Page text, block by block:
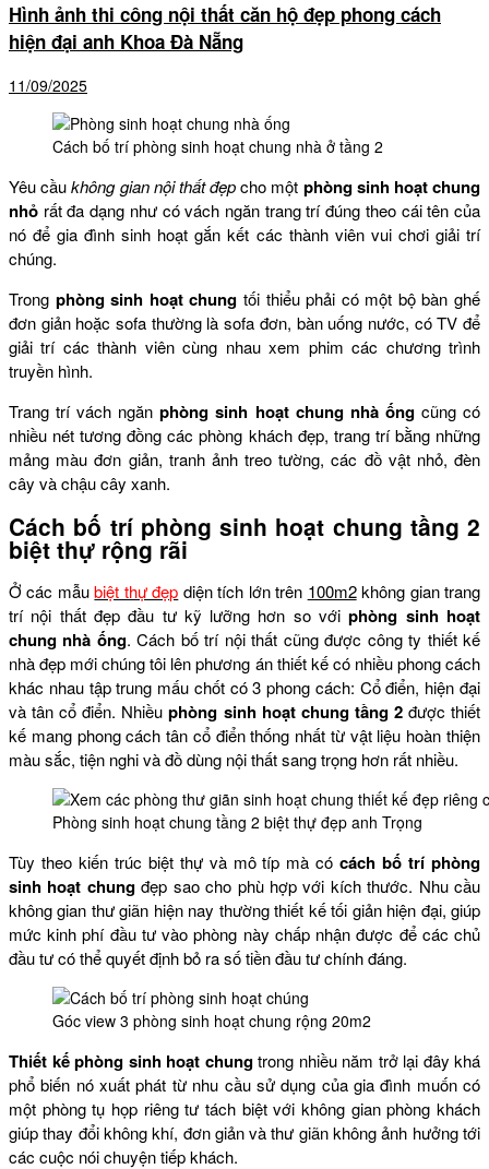
Hình ảnh thi công nội thất căn hộ đẹp phong cách
hiện đại anh Khoa Đà Nẵng
11/09/2025
Cách bố trí phòng sinh hoạt chung nhà ở tầng 2
Yêu cầukhông gian nội thất đẹpcho một phòng sinh hoạt chung
nhỏ rất đa dạng như có vách ngăn trang trí đúng theo cái tên của
nó để gia đình sinh hoạt gắn kết các thành viên vui chơi giải trí
chúng.
Trong phòng sinh hoạt chung tối thiểu phải có một bộ bàn ghế
đơn giản hoặc sofa thường là sofa đơn, bàn uống nước, có TV để
giải trí các thành viên cùng nhau xem phim các chương trình
truyền hình.
Trang trí vách ngănphòng sinh hoạt chung nhà ốngcũng có
nhiều nét tương đồng các phòng khách đẹp, trang trí bằng những
mảng màu đơn giản, tranh ảnh treo tường, các đồ vật nhỏ, đèn
cây và chậu cây xanh.
Cách bố trí phòng sinh hoạt chung tầng 2
biệt thự rộng rãi
Ở các mẫubiệt thự đẹp diện tích lớn trên 100m2không gian trang
trí nội thất đẹp đầu tư kỹ lưỡng hơn so vớiphòng sinh hoạt
chung nhà ống. Cách bố trí nội thất cũng được công ty thiết kế
nhà đẹp mới chúng tôi lên phương án thiết kế có nhiều phong cách
khác nhau tập trung mấu chốt có 3 phong cách: Cổ điển, hiện đại
và tân cổ điển. Nhiềuphòng sinh hoạt chung tầng 2được thiết
kế mang phong cách tân cổ điển thống nhất từ vật liệu hoàn thiện
màu sắc, tiện nghi và đồ dùng nội thất sang trọng hơn rất nhiều.
Phòng sinh hoạt chung tầng 2 biệt thự đẹp anh Trọng
Tùy theo kiến trúc biệt thự và mô típ mà cócách bố trí phòng
sinh hoạt chungđẹp sao cho phù hợp với kích thước. Nhu cầu
không gian thư giãn hiện nay thường thiết kế tối giản hiện đại, giúp
mức kinh phí đầu tư vào phòng này chấp nhận được để các chủ
đầu tư có thể quyết định bỏ ra số tiền đầu tư chính đáng.
Góc view 3 phòng sinh hoạt chung rộng 20m2
Thiết kế phòng sinh hoạt chungtrong nhiều năm trở lại đây khá
phổ biến nó xuất phát từ nhu cầu sử dụng của gia đình muốn có
một phòng tụ họp riêng tư tách biệt với không gian phòng khách
giúp thay đổi không khí, đơn giản và thư giãn không ảnh hưởng tới
các cuộc nói chuyện tiếp khách.